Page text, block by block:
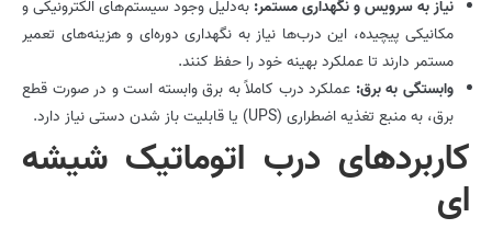
نیاز به سرویس و نگهداری مستمر: به‌دلیل وجود سیستم‌های الکترونیکی و
مکانیکی پیچیده، این درب‌ها نیاز به نگهداری دوره‌ای و هزینه‌های تعمیر
مستمر دارند تا عملکرد بهینه خود را حفظ کنند.
وابستگی به برق: عملکرد درب کاملاً به برق وابسته است و در صورت قطع
برق، به منبع تغذیه اضطراری (UPS) یا قابلیت باز شدن دستی نیاز دارد.
کاربردهای درب اتوماتیک شیشه
ای